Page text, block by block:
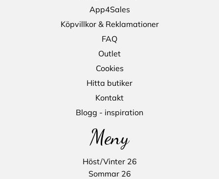
App4Sales
Köpvillkor & Reklamationer
FAQ
Outlet
Cookies
Hitta butiker
Kontakt
Blogg - inspiration
Meny
Höst/Vinter 26
Sommar 26